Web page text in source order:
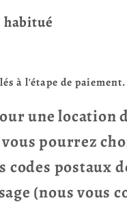
habitué
à l'étape de paiement.
une location
pourrez
postaux
(nous vous